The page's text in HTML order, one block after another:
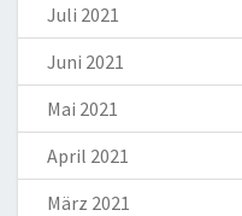
Juli 2021
Juni 2021
Mai 2021
April 2021
März 2021